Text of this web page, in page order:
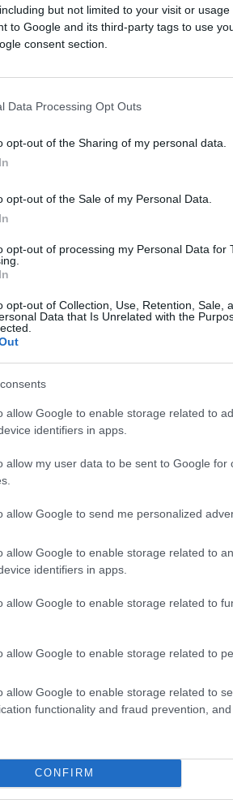
but not limited to your visit or
to Google and its third-party tags to use
consent section.
Data Processing Opt Outs
opt-out of the Sharing of my personal data.
opt-out of the Sale of my Personal Data.
opt-out of processing my Personal Data for
opt-out of Collection, Use, Retention, Sale,
Data that Is Unrelated with the
allow Google to enable storage related to
identifiers in apps.
allow my user data to be sent to Google for
allow Google to send me personalized
allow Google to enable storage related to
identifiers in apps.
allow Google to enable storage related to
allow Google to enable storage related to
allow Google to enable storage related to
functionality and fraud prevention,
CONFIRM
del Fluid Interfaces Team al
sperimentale per
di base ai nostri sogni. La
applica a uno specifico
delle onde cerebrali
e vi è lo stato di transizione
stimoli uditivi con
condizione che mira la
ancora in grado di rilevare ed
informazioni uditive, i
possono essere incorporati
e misurabile
della ricerca anche nella
di ricerche, però, fa gola anche
medicina, sempre pronto a
iper competitivo. Lo studio
ed è stato pubblicato sulla
successivo mese di agosto;
Marketing Association di
possibile la realizzazione del
i successivi tre anni.
sogni da parte dei brand si
davvero l’incubazione
per videogiochi Xbox Series
di video con l’aiuto della
TDI. La campagna che